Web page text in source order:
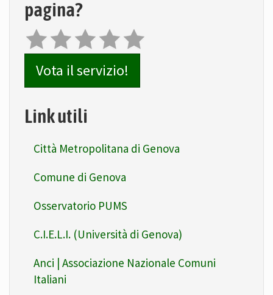
pagina?
Vota il servizio!
Link utili
Città Metropolitana di Genova
Comune di Genova
Osservatorio PUMS
C.I.E.L.I. (Università di Genova)
Anci | Associazione Nazionale Comuni
Italiani